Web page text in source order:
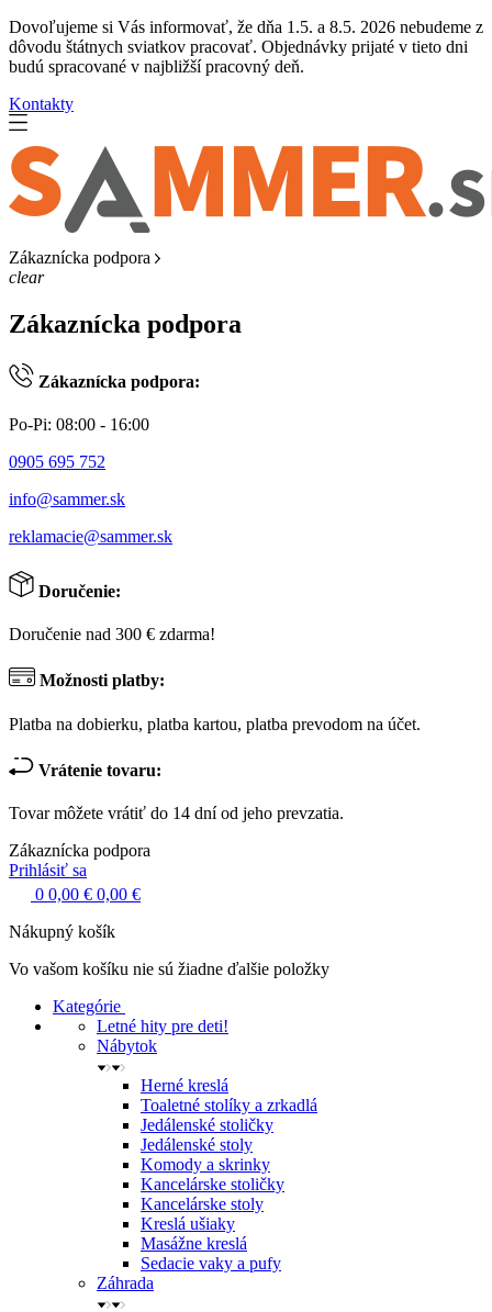
Dovoľujeme si Vás informovať, že dňa 1.5. a 8.5. 2026 nebudeme z
dôvodu štátnych sviatkov pracovať. Objednávky prijaté v tieto dni
budú spracované v najbližší pracovný deň.
Kontakty
Zákaznícka podpora
clear
Zákaznícka podpora
Zákaznícka podpora:
Po-Pi: 08:00 - 16:00
0905 695 752
info@sammer.sk
reklamacie@sammer.sk
Doručenie:
Doručenie nad 300 € zdarma!
Možnosti platby:
Platba na dobierku, platba kartou, platba prevodom na účet.
Vrátenie tovaru:
Tovar môžete vrátiť do 14 dní od jeho prevzatia.
Zákaznícka podpora
Prihlásiť sa
0 0,00 € 0,00 €
Nákupný košík
Vo vašom košíku nie sú žiadne ďalšie položky
Kategórie
Letné hity pre deti!
Nábytok
Herné kreslá
Toaletné stolíky a zrkadlá
Jedálenské stoličky
Jedálenské stoly
Komody a skrinky
Kancelárske stoličky
Kancelárske stoly
Kreslá ušiaky
Masážne kreslá
Sedacie vaky a pufy
Záhrada